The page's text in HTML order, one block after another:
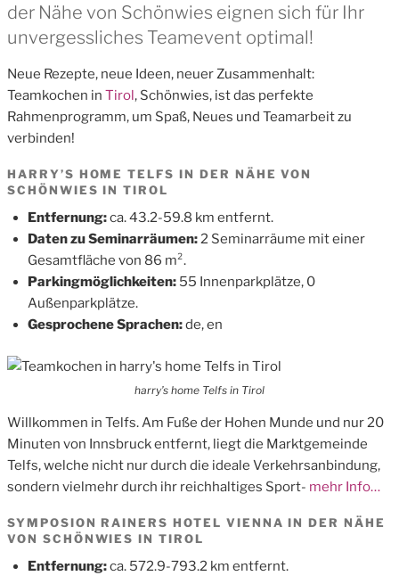
der Nähe von Schönwies eignen sich für Ihr
unvergessliches Teamevent optimal!
Neue Rezepte, neue Ideen, neuer Zusammenhalt:
Teamkochen in Tirol, Schönwies, ist das perfekte
Rahmenprogramm, um Spaß, Neues und Teamarbeit zu
verbinden!
HARRY’S HOME TELFS IN DER NÄHE VON
SCHÖNWIES IN TIROL
Entfernung:ca. 43.2-59.8 km entfernt.
Daten zu Seminarräumen:2 Seminarräume mit einer
Gesamtfläche von 86 m².
Parkingmöglichkeiten: 55 Innenparkplätze, 0
Außenparkplätze.
Gesprochene Sprachen:de, en
harry’s home Telfs in Tirol
Willkommen in Telfs. Am Fuße der Hohen Munde und nur 20
Minuten von Innsbruck entfernt, liegt die Marktgemeinde
Telfs, welche nicht nur durch die ideale Verkehrsanbindung,
sondern vielmehr durch ihr reichhaltiges Sport- mehr Info…
SYMPOSION RAINERS HOTEL VIENNA IN DER NÄHE
VON SCHÖNWIES IN TIROL
Entfernung:ca. 572.9-793.2 km entfernt.